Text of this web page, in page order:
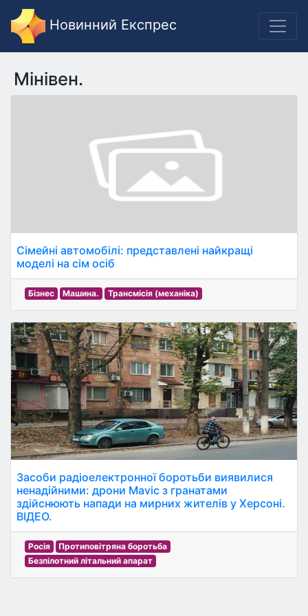
Новинний Експрес
Мінівен.
Сімейні автомобілі: представлені найкращі
моделі на сім осіб
Бізнес Машина. Трансмісія (механіка)
Засоби радіоелектронної боротьби виявилися
ненадійними: дрони Mavic з гранатами
здійснюють напади на мирних жителів у Херсоні.
ВІДЕО.
Росія
Протиповітряна боротьба
Безпілотний літальний апарат